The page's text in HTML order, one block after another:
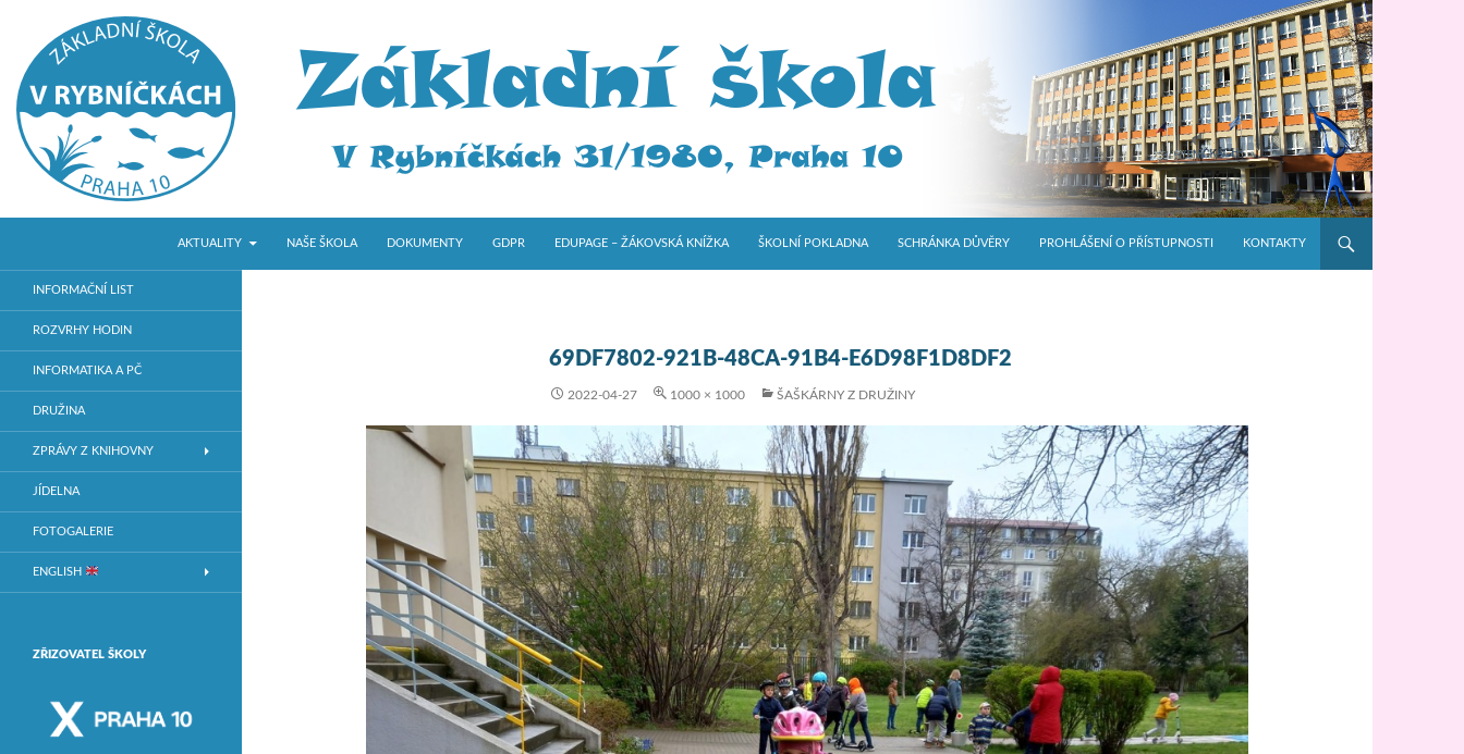
ZŠ V RybníčkáchAKTUALITY
NAŠE ŠKOLA DOKUMENTY GDPR EDUPAGE – ŽÁKOVSKÁ KNÍŽKA ŠKOLNÍ POKLADNA SCHRÁNKA DŮVĚRY PROHLÁŠENÍ O PŘÍSTUPNOSTI KONTAKTY
69DF7802-921B-48CA-91B4-E6D98F1D8DF2
2022-04-27 1000 × 1000 ŠAŠKÁRNY Z DRUŽINY
Základní škola v Praze 10
INFORMAČNÍ LIST
ROZVRHY HODIN
INFORMATIKA A PČ
DRUŽINA
ZPRÁVY Z KNIHOVNY
JÍDELNA
FOTOGALERIE
ENGLISH
ZŘIZOVATEL ŠKOLY